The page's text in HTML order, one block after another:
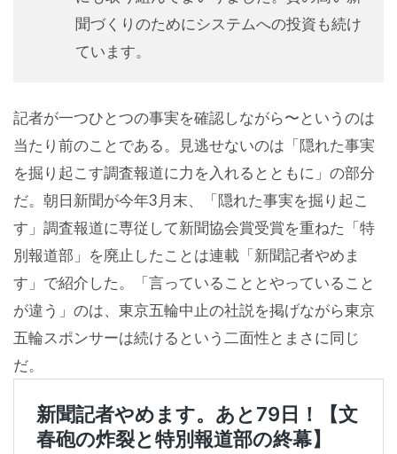
聞づくりのためにシステムへの投資も続け
ています。
記者が一つひとつの事実を確認しながら〜というのは
当たり前のことである。見逃せないのは「隠れた事実
を掘り起こす調査報道に力を入れるとともに」の部分
だ。朝日新聞が今年3月末、「隠れた事実を掘り起こ
す」調査報道に専従して新聞協会賞受賞を重ねた「特
別報道部」を廃止したことは連載「新聞記者やめま
す」で紹介した。「言っていることとやっていること
が違う」のは、東京五輪中止の社説を掲げながら東京
五輪スポンサーは続けるという二面性とまさに同じ
だ。